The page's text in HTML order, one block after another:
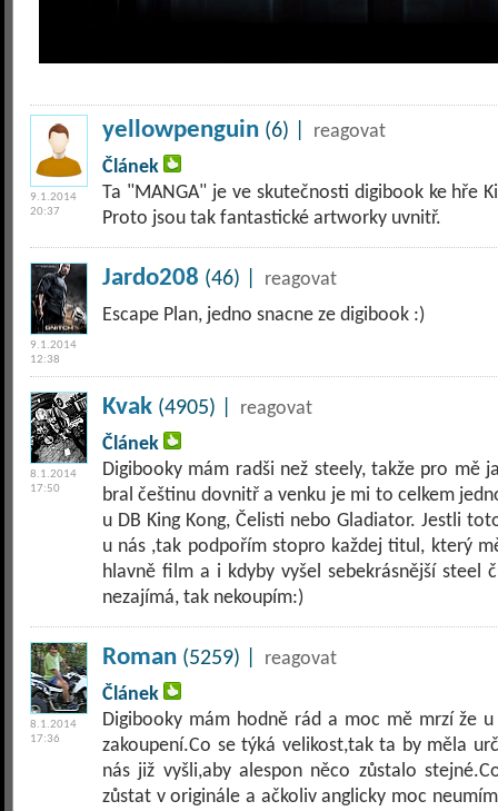
9.1.2014
20:37
yellowpenguin (6) |
reagovat
Článek
Ta "MANGA" je ve skutečnosti digibook ke hře
Proto jsou tak fantastické artworky uvnitř.
9.1.2014
12:38
Jardo208 (46) |
reagovat
Escape Plan, jedno snacne ze digibook :)
8.1.2014
17:50
Kvak (4905) |
reagovat
Článek
Digibooky mám radši než steely, takže pro mě
bral češtinu dovnitř a venku je mi to celkem
u DB King Kong, Čelisti nebo Gladiator. Jestli
u nás ,tak podpořím stopro každej titul, který
hlavně film a i kdyby vyšel sebekrásnější steel
nezajímá, tak nekoupím:)
8.1.2014
17:36
Roman (5259) |
reagovat
Článek
Digibooky mám hodně rád a moc mě mrzí že
zakoupení.Co se týká velikost,tak ta by měla
nás již vyšli,aby alespon něco zůstalo
zůstat v originále a ačkoliv anglicky moc